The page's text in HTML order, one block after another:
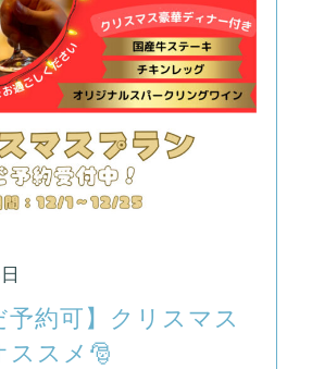
予約可】クリスマス
ススメ🎅